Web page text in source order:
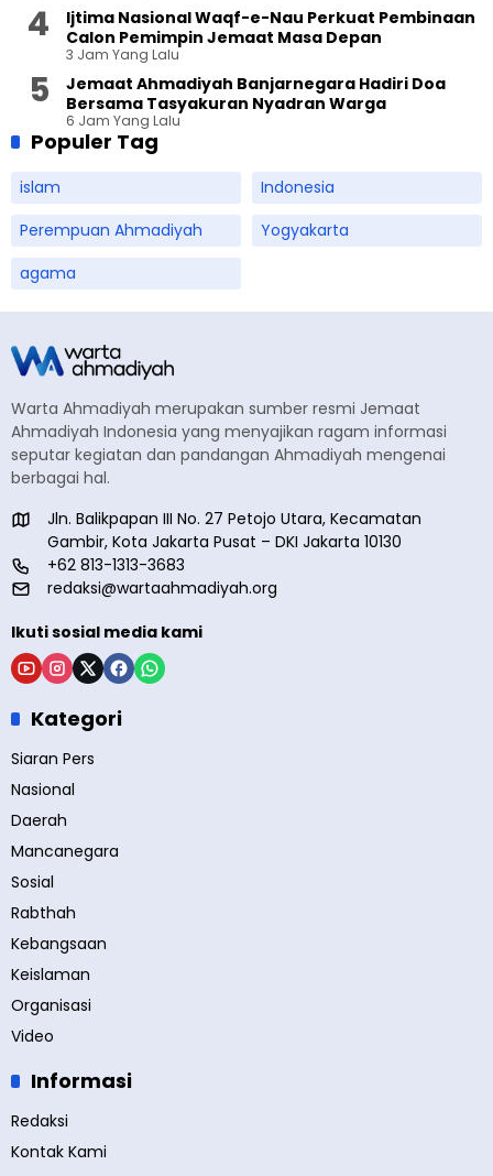
Ijtima Nasional Waqf-e-Nau Perkuat Pembinaan
Calon Pemimpin Jemaat Masa Depan
3 Jam Yang Lalu
Jemaat Ahmadiyah Banjarnegara Hadiri Doa
Bersama Tasyakuran Nyadran Warga
6 Jam Yang Lalu
Populer Tag
islam
Indonesia
Perempuan Ahmadiyah
Yogyakarta
agama
Warta Ahmadiyah merupakan sumber resmi Jemaat
Ahmadiyah Indonesia yang menyajikan ragam informasi
seputar kegiatan dan pandangan Ahmadiyah mengenai
berbagai hal.
Jln. Balikpapan III No. 27 Petojo Utara, Kecamatan
Gambir, Kota Jakarta Pusat – DKI Jakarta 10130
+62 813-1313-3683
redaksi@wartaahmadiyah.org
Ikuti sosial media kami
Kategori
Siaran Pers
Nasional
Daerah
Mancanegara
Sosial
Rabthah
Kebangsaan
Keislaman
Organisasi
Video
Informasi
Redaksi
Kontak Kami